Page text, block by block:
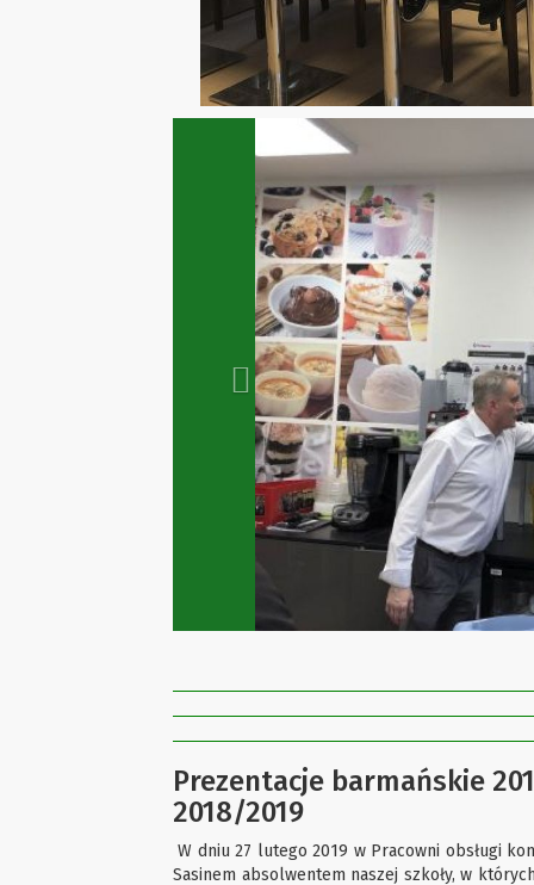
Previous
Prezentacje barmańskie
2018/2019
W dniu 27 lutego 2019 w Pracowni obsługi
Sasinem absolwentem naszej szkoły, w